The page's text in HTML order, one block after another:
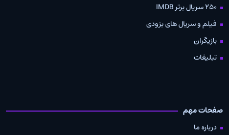
250 سریال برتر IMDB
فیلم و سریال های بزودی
بازیگران
تبلیغات
صفحات مهم
درباره ما